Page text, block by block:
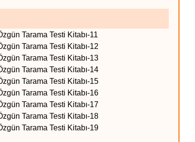
Tarama Testi Kitabı-11
Tarama Testi Kitabı-12
Tarama Testi Kitabı-13
Tarama Testi Kitabı-14
Tarama Testi Kitabı-15
Tarama Testi Kitabı-16
Tarama Testi Kitabı-17
Tarama Testi Kitabı-18
Tarama Testi Kitabı-19